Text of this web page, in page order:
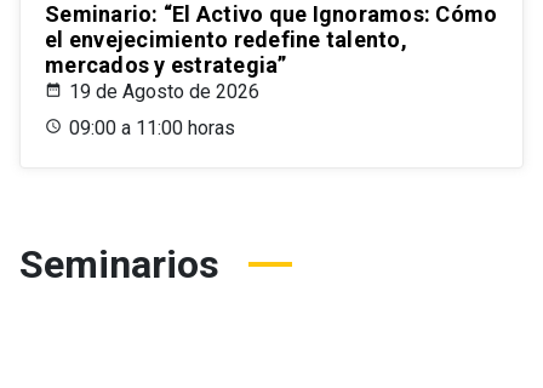
Seminario: “El Activo que Ignoramos: Cómo
el envejecimiento redefine talento,
mercados y estrategia”
19 de Agosto de 2026
09:00 a 11:00 horas
Seminarios